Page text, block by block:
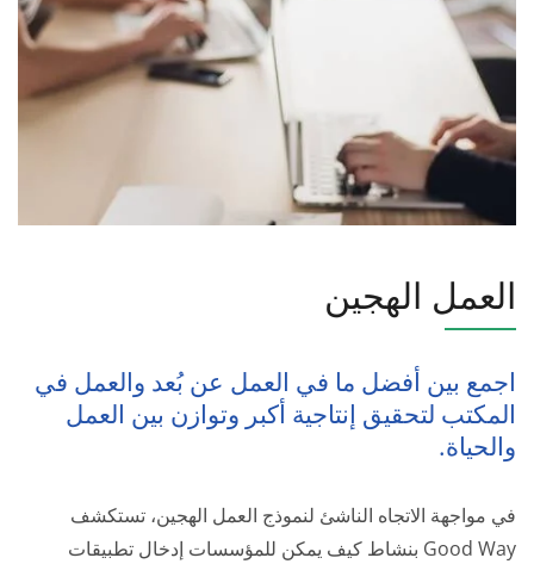
العمل الهجين
اجمع بين أفضل ما في العمل عن بُعد والعمل في
المكتب لتحقيق إنتاجية أكبر وتوازن بين العمل
والحياة.
في مواجهة الاتجاه الناشئ لنموذج العمل الهجين، تستكشف
Good Way بنشاط كيف يمكن للمؤسسات إدخال تطبيقات